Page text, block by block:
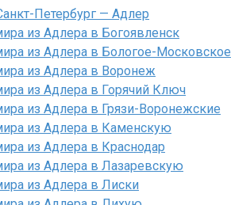
Петербург — Адлер
из Адлера в Богоявленск
из Адлера в Бологое-Московское
из Адлера в Воронеж
из Адлера в Горячий Ключ
из Адлера в Грязи-Воронежские
из Адлера в Каменскую
из Адлера в Краснодар
из Адлера в Лазаревскую
из Адлера в Лиски